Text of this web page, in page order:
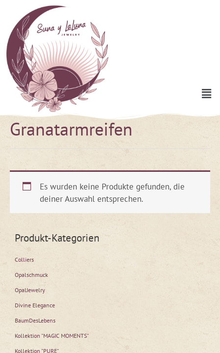
Inhalt
springen
Granatarmreifen
Es wurden keine Produkte gefunden, die
deiner Auswahl entsprechen.
Produkt-Kategorien
Colliers
Opalschmuck
OpalJewelry
Divine Elegance
BaumDesLebens
Kollektion "MAGIC MOMENTS"
Kollektion "PURE"